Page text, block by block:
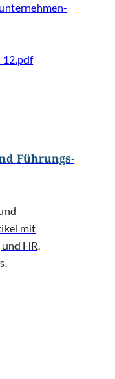
Führungs-
mit
HR,